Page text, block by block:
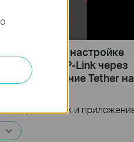
по настройке
TP-Link через
приложение Tether на